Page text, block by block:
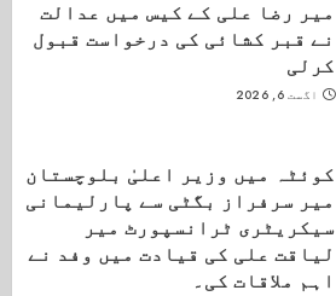
میر رضا علی کے کیس میں عدالت
نے قبر کشائی کی درخواست قبول
کرلی
اگست 6, 2026
کوئٹہ میں وزیر اعلیٰ بلوچستان
میر سرفراز بگٹی سے پارلیمانی
سیکریٹری ٹرانسپورٹ میر
لیاقت علی کی قیادت میں وفد نے
اہم ملاقات کی۔